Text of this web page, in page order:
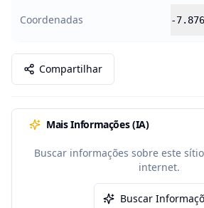
Coordenadas -
Compartilhar
Mais Informações (IA)
Buscar informações sobre este
internet.
Buscar